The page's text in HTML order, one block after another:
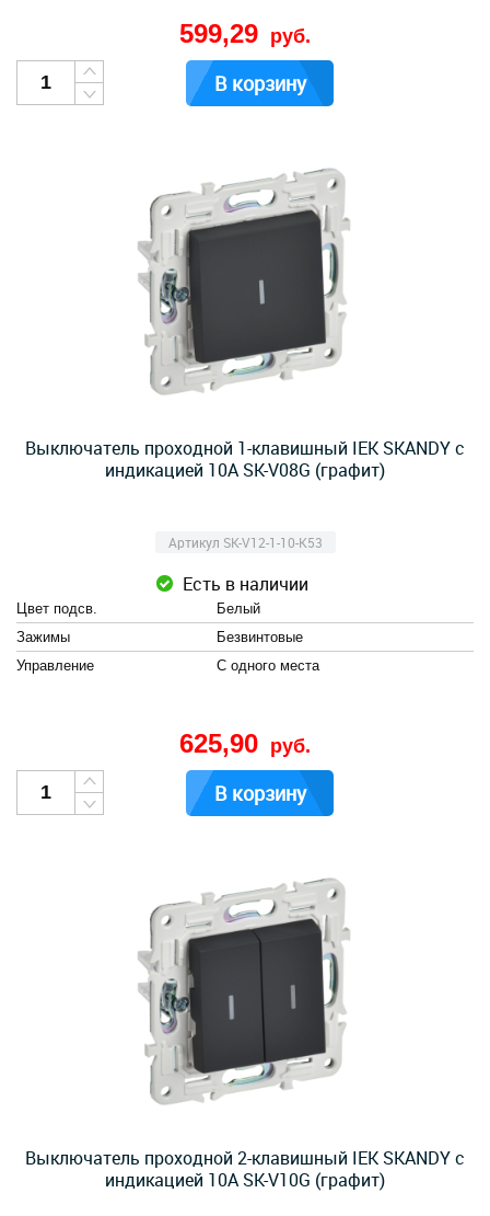
599,29 руб.
В корзину
Выключатель проходной 1-клавишный IEK SKANDY с
индикацией 10А SK-V08G (графит)
Артикул SK-V12-1-10-K53
Есть в наличии
Цвет подсв.
Белый
Зажимы
Безвинтовые
Управление
С одного места
625,90 руб.
В корзину
Выключатель проходной 2-клавишный IEK SKANDY с
индикацией 10А SK-V10G (графит)